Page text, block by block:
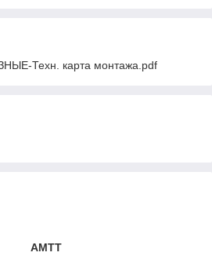
Техн. карта монтажа.pdf
АМТТ